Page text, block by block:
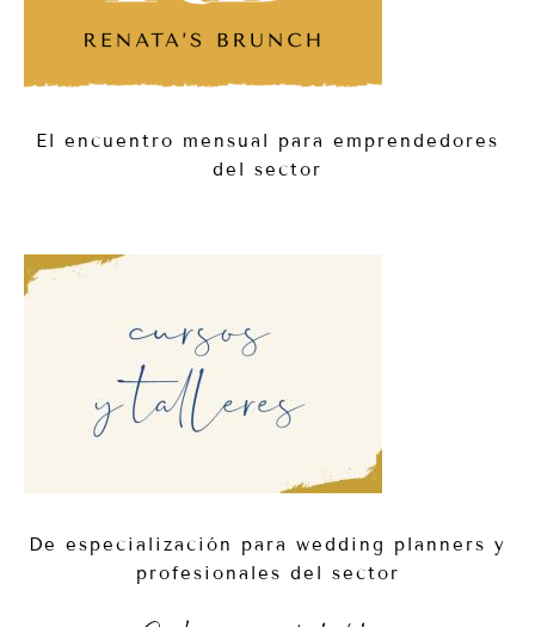
El encuentro mensual para emprendedores
del sector
De especialización para wedding planners y
profesionales del sector